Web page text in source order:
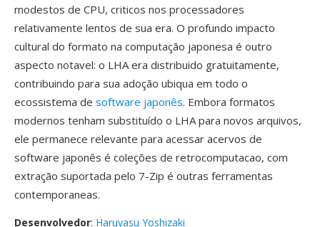
modestos de CPU, criticos nos processadores
relativamente lentos de sua era. O profundo impacto
cultural do formato na computação japonesa é outro
aspecto notavel: o LHA era distribuido gratuitamente,
contribuindo para sua adoção ubiqua em todo o
ecossistema de software japonês. Embora formatos
modernos tenham substituído o LHA para novos arquivos,
ele permanece relevante para acessar acervos de
software japonês é coleções de retrocomputacao, com
extração suportada pelo 7-Zip é outras ferramentas
contemporaneas.
Desenvolvedor: Haruyasu Yoshizaki